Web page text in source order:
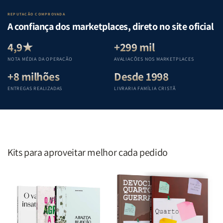
Lar
|
Equipe
Teológica
Penkal
|
Equipe
Penkal
|
Equipe
Teológica
Penkal
Equipe
REPUTAÇÃO COMPROVADA
A confiança dos marketplaces, direto no site oficial
4,9★
NOTA MÉDIA DA OPERAÇÃO
+299 mil
AVALIAÇÕES NOS MARKETPLACES
+8 milhões
ENTREGAS REALIZADAS
Desde 1998
LIVRARIA FAMÍLIA CRISTÃ
Kits para aproveitar melhor cada pedido